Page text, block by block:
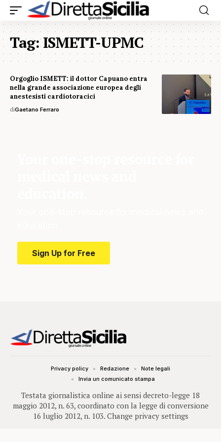
Tag:ISMETT-UPMC
Orgoglio ISMETT: il dottor Capuano entra
nella grande associazione europea degli
anestesisti cardiotoracici
diGaetano Ferraro
Sign Up for Free
Testata giornalistica online ai sensi decreto-legge 18
maggio 2012, n. 63, coordinato con la legge di conversione
16 luglio 2012, n. 103. Change privacy settings
Privacy policy Redazione
Note legali
Invia un comunicato stampa